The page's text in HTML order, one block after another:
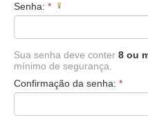
Senha: *
Sua senha deve conter 8 ou
mínimo de segurança.
Confirmação da senha: *